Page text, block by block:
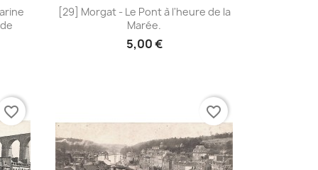
Aperçu rapide
[29] Morgat - Le Pont à l'heure de la
Marée.
5,00 €
favorite_border favorite_border